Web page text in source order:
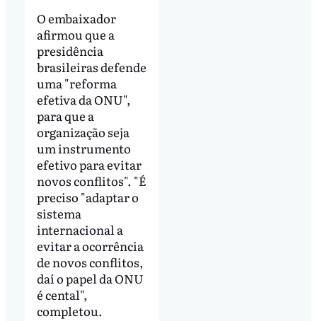
O embaixador
afirmou que a
presidência
brasileiras defende
uma "reforma
efetiva da ONU",
para que a
organização seja
um instrumento
efetivo para evitar
novos conflitos". "É
preciso "adaptar o
sistema
internacional a
evitar a ocorrência
de novos conflitos,
daí o papel da ONU
é cental",
completou.